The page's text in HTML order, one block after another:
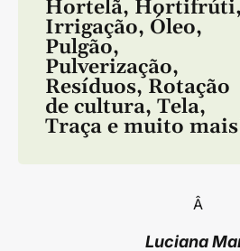
Hortelã, Hortifrúti,
Irrigação, Óleo,
Pulgão,
Pulverização,
Resíduos,Rotação
de cultura, Tela,
Traça e muito
Â
Luciana